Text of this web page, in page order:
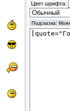
Цвет шрифта: